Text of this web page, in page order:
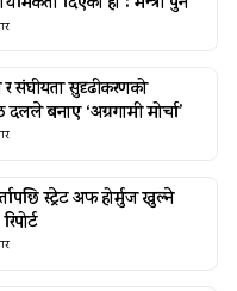
संघीयता सुदृढीकरणको
बनाए ‘अग्रगामी मोर्चा’
स्ट्रेट अफ होर्मुज खुल्ने